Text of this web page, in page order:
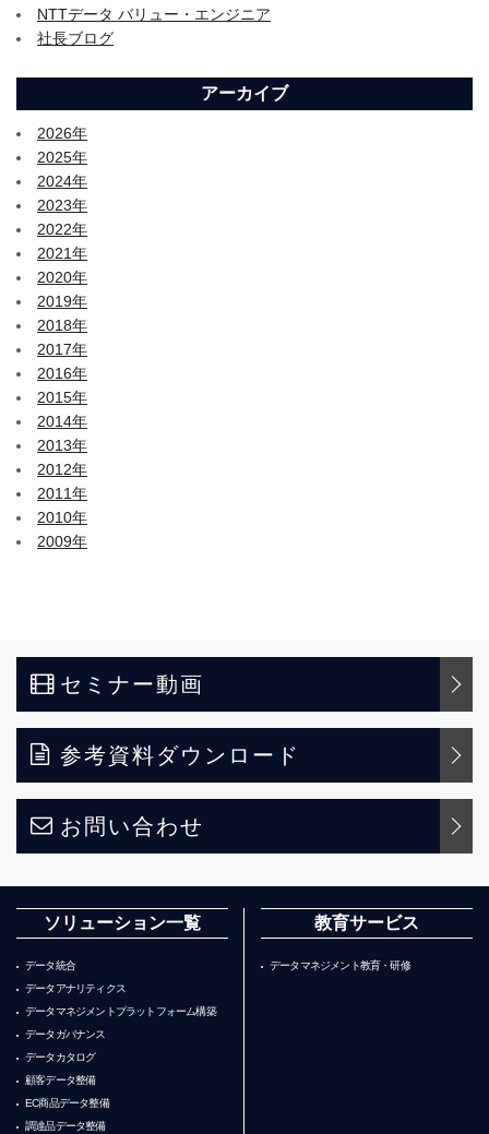
NTTデータ バリュー・エンジニア
社長ブログ
アーカイブ
2026年
2025年
2024年
2023年
2022年
2021年
2020年
2019年
2018年
2017年
2016年
2015年
2014年
2013年
2012年
2011年
2010年
2009年
セミナー動画
参考資料ダウンロード
お問い合わせ
ソリューション一覧
データ統合
データアナリティクス
データマネジメントプラットフォーム構築
データガバナンス
データカタログ
顧客データ整備
EC商品データ整備
調達品データ整備
教育サービス
データマネジメント教育・研修